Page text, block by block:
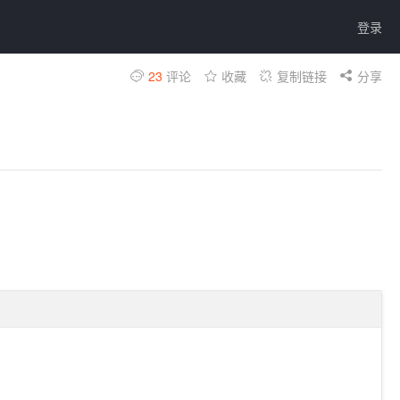
登录
23 评论 收藏 复制链接 分享